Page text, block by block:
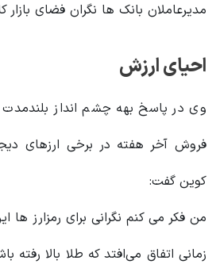
مدیرعاملان بانک ها نگران فضای بازار
احیای ارزش
وی در پاسخ بهه چشم انداز بلندمدت
فروش آخر هفته در برخی ارزهای
کوین گفت:
من فکر می‌ کنم نگرانی برای رمزارز